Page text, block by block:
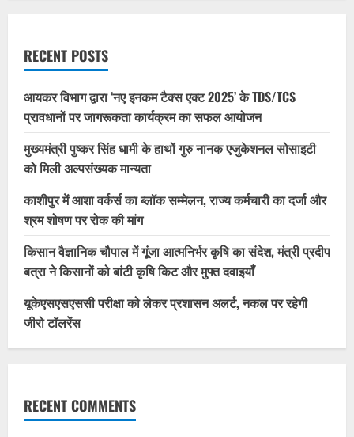
RECENT POSTS
आयकर विभाग द्वारा ‘नए इनकम टैक्स एक्ट 2025’ के TDS/TCS
प्रावधानों पर जागरूकता कार्यक्रम का सफल आयोजन
मुख्यमंत्री पुष्कर सिंह धामी के हाथों गुरु नानक एजुकेशनल सोसाइटी
को मिली अल्पसंख्यक मान्यता
काशीपुर में आशा वर्कर्स का ब्लॉक सम्मेलन, राज्य कर्मचारी का दर्जा और
श्रम शोषण पर रोक की मांग
किसान वैज्ञानिक चौपाल में गूंजा आत्मनिर्भर कृषि का संदेश, मंत्री प्रदीप
बत्रा ने किसानों को बांटी कृषि किट और मुफ्त दवाइयाँ
यूकेएसएसएससी परीक्षा को लेकर प्रशासन अलर्ट, नकल पर रहेगी
जीरो टॉलरेंस
RECENT COMMENTS